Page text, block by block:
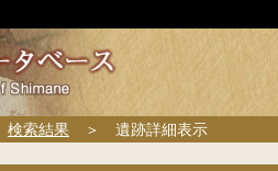
検索結果 ＞ 遺跡詳細表示